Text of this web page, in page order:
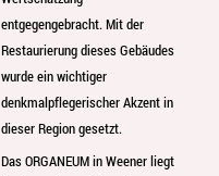
entgegengebracht. Mit der
Restaurierung dieses Gebäudes
wurde ein wichtiger
denkmalpflegerischer Akzent in
dieser Region gesetzt.
Das ORGANEUM in Weener liegt